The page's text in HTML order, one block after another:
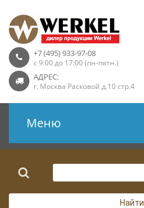
+7 (495) 933-97-08
с 9:00 до 17:00 (пн-пятн.)
АДРЕС:
г. Москва Расковой д.10 стр.4
Меню
Найти